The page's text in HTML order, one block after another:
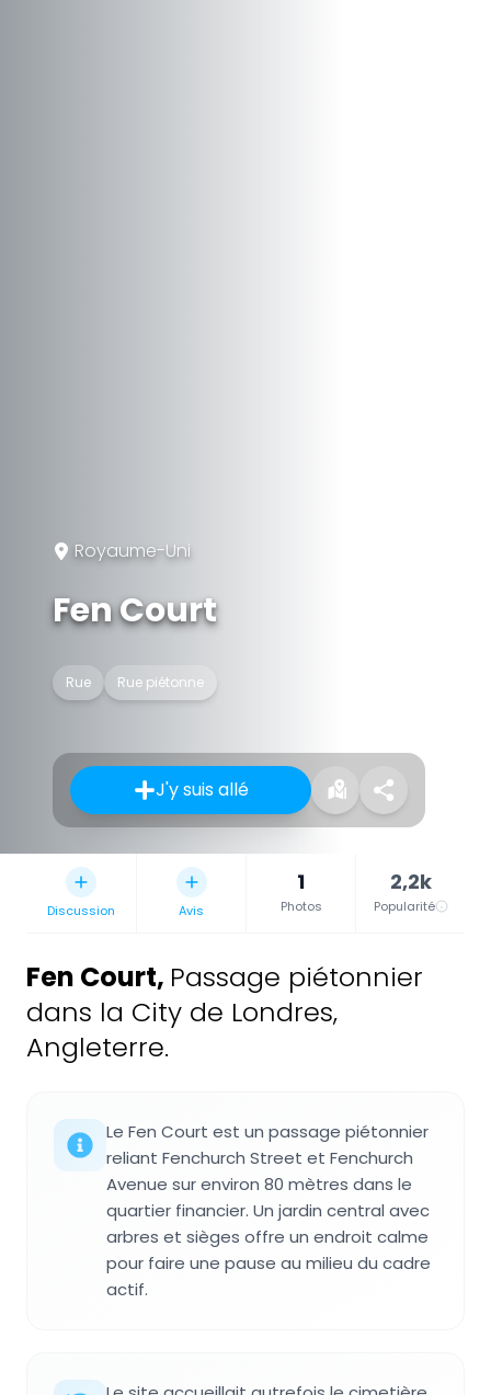
Royaume-Uni
Fen Court
Rue Rue piétonne
J'y suis allé
Discussion Avis
1
Photos
2,2k
Popularité
Fen Court, Passage piétonnier
dans la City de Londres,
Angleterre.
Le Fen Court est un passage piétonnier
reliant Fenchurch Street et Fenchurch
Avenue sur environ 80 mètres dans le
quartier financier. Un jardin central avec
arbres et sièges offre un endroit calme
pour faire une pause au milieu du cadre
actif.